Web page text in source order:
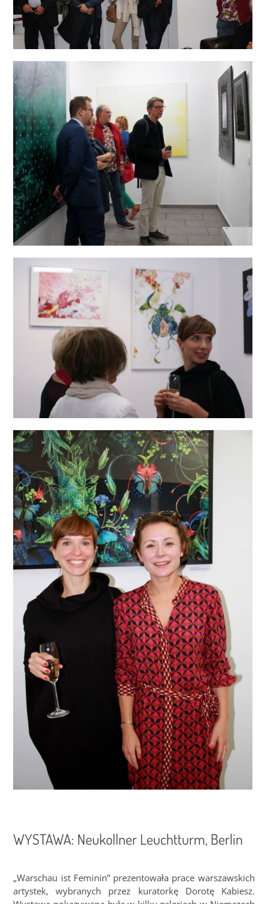
WYSTAWA: Neukollner Leuchtturm, Berlin
„Warschau ist Feminin” prezentowała prace warszawskich
artystek, wybranych przez kuratorkę Dorotę Kabiesz.